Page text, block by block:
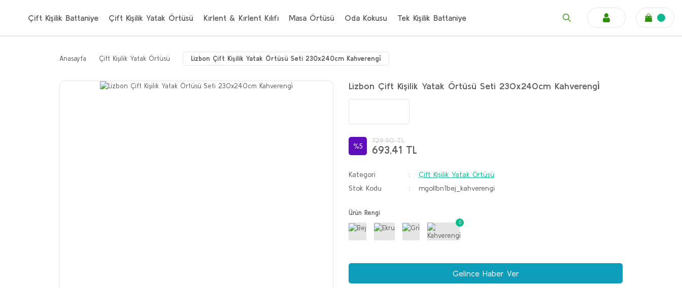
Çift Kişilik Battaniye Çift Kişilik Yatak Örtüsü Kırlent & Kırlent Kılıfı Masa Örtüsü Oda Kokusu Tek Kişilik Battaniye
Anasayfa Çift Kişilik Yatak Örtüsü Lizbon Çift Kişilik Yatak Örtüsü Seti 230x240cm Kahverengi̇
Lizbon Çift Kişilik Yatak Örtüsü Seti 230x240cm Kahverengi̇
%5
729,90 TL
693,41 TL
Kategori
Çift Kişilik Yatak Örtüsü
Stok Kodu
mgollbn1bej_kahverengi
Ürün Rengi
Gelince Haber Ver